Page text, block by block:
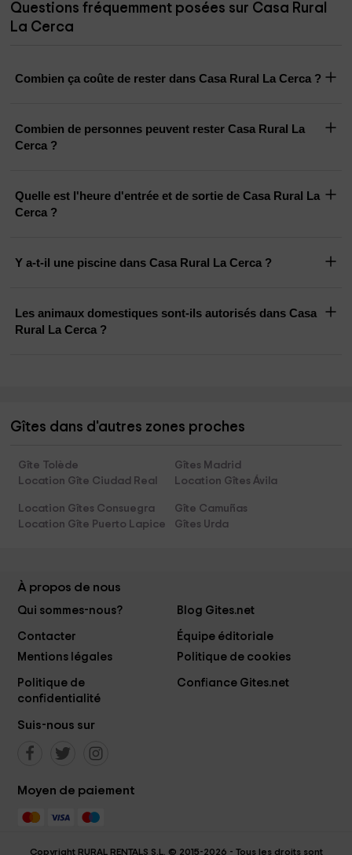
Questions fréquemment posées sur Casa Rural
La Cerca
Combien ça coûte de rester dans Casa Rural La Cerca ?
Combien de personnes peuvent rester Casa Rural La
Cerca ?
Quelle est l'heure d'entrée et de sortie de Casa Rural La
Cerca ?
Y a-t-il une piscine dans Casa Rural La Cerca ?
Les animaux domestiques sont-ils autorisés dans Casa
Rural La Cerca ?
Gîtes dans d'autres zones proches
Gîte Tolède
Gîtes Madrid
Location Gîte Ciudad Real
Location Gîtes Ávila
Location Gîtes Consuegra
Gîte Camuñas
Location Gîte Puerto Lapice
Gîtes Urda
À propos de nous
Qui sommes-nous? Blog Gites.net
Contacter
Équipe éditoriale
Mentions légales
Politique de cookies
Politique de
confidentialité
Confiance Gites.net
Suis-nous sur
Moyen de paiement
Copyright RURAL RENTALS S.L. © 2015-2026 - Tous les droits sont